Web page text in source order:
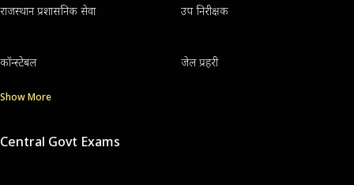
राजस्थान प्रशासनिक सेवा उप निरीक्षक
कॉन्स्टेबल जेल प्रहरी
Show More
Central Govt Exams